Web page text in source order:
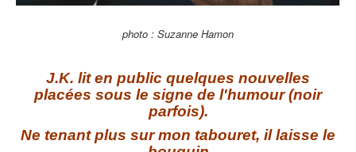
photo : Suzanne Hamon
J.K. lit en public quelques nouvelles
placées sous le signe de l'humour (noir
parfois).
Ne tenant plus sur mon tabouret, il laisse le